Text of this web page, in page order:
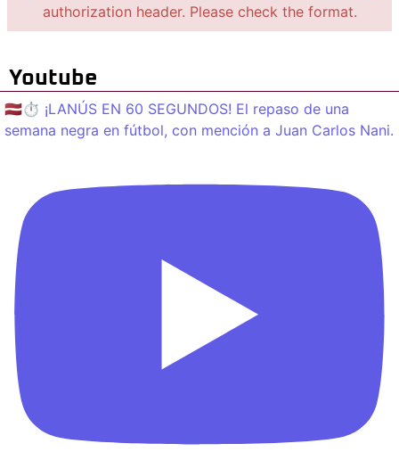
authorization header. Please check the format.
Youtube
🇱🇻⏱️ ¡LANÚS EN 60 SEGUNDOS! El repaso de una
semana negra en fútbol, con mención a Juan Carlos Nani.